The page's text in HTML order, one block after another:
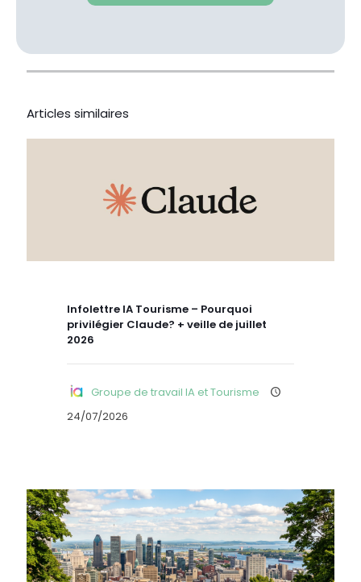
Articles similaires
Infolettre IA Tourisme – Pourquoi
privilégier Claude? + veille de juillet
2026
Groupe de travail IA et Tourisme
24/07/2026